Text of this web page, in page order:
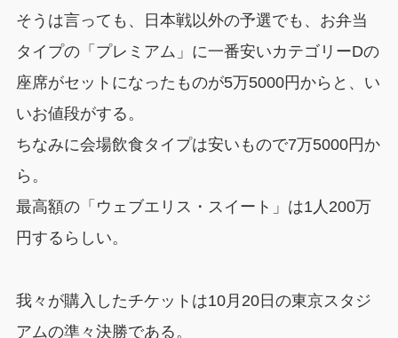
そうは言っても、日本戦以外の予選でも、お弁当
タイプの「プレミアム」に一番安いカテゴリーDの
座席がセットになったものが5万5000円からと、い
いお値段がする。
ちなみに会場飲食タイプは安いもので7万5000円か
ら。
最高額の「ウェブエリス・スイート」は1人200万
円するらしい。
我々が購入したチケットは10月20日の東京スタジ
アムの準々決勝である。